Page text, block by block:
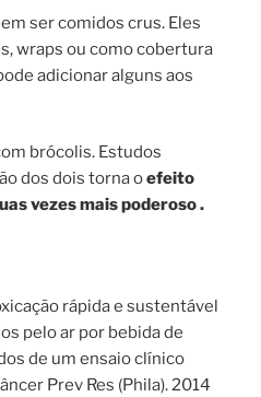
ser comidos crus. Eles
wraps ou como cobertura
adicionar alguns aos
brócolis. Estudos
dos dois torna oefeito
vezes mais poderoso .
rápida e sustentável
pelo ar por bebida de
de um ensaio clínico
Prev Res (Phila). 2014